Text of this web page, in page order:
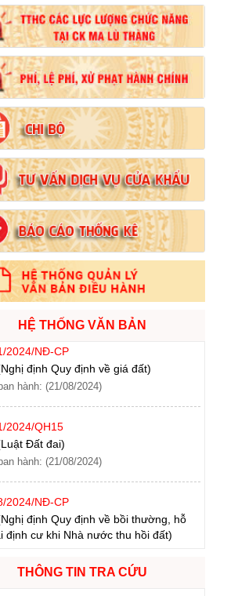
HỆ THỐNG VĂN BẢN
2024/NĐ-CP
định Quy định chi tiết thi hành một
của Luật Đất đai)
hành: (21/08/2024)
2024/NĐ-CP
định Quy định về tiền sử dụng đất,
đất)
hành: (21/08/2024)
KH-UBND
hoạch triển khai thi hành Luật Đất
2024)
hành: (21/08/2024)
2024/NĐ-CP
(Nghị định Quy định về giá đất)
hành: (21/08/2024)
2024/QH15
Đất đai)
hành: (21/08/2024)
2024/NĐ-CP
định Quy định về bồi thường, hỗ
định cư khi Nhà nước thu hồi đất)
hành: (21/08/2024)
2024/NĐ-CP
của Luật Đất đai)
THÔNG TIN TRA CỨU